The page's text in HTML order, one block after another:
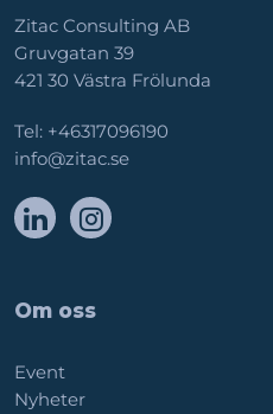
Zitac Consulting AB
Gruvgatan 39
421 30 Västra Frölunda
Tel: +46317096190
info@zitac.se
Om oss
Event
Nyheter